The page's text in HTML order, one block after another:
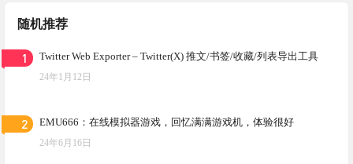
随机推荐
1 Twitter Web Exporter – Twitter(X) 推文/书签/收藏/列表导出工具
24年1月12日
2 EMU666：在线模拟器游戏，回忆满满游戏机，体验很好
24年6月16日